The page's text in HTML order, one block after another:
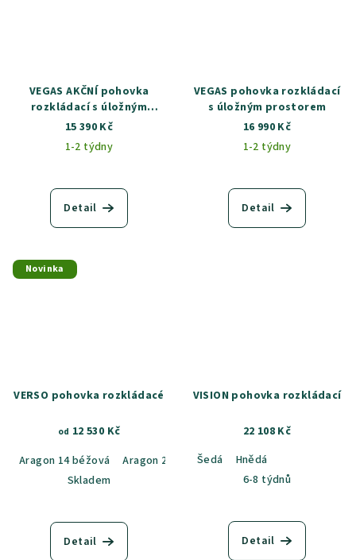
VEGAS AKČNÍ pohovka
rozkládací s úložným
prostorem
15 390 Kč
1-2 týdny
Detail
VEGAS pohovka rozkládací
s úložným prostorem
16 990 Kč
1-2 týdny
Detail
Novinka
VERSO pohovka rozkládacé
od 12 530 Kč
Aragon 14 béžová
Aragon 20 běžovo-šedý melír
Skladem
Detail
VISION pohovka rozkládací
22 108 Kč
Šedá
Hnědá
6-8 týdnů
Detail